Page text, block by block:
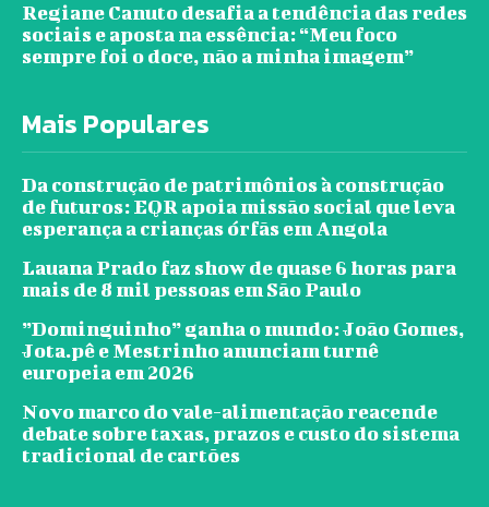
Regiane Canuto desafia a tendência das redes
sociais e aposta na essência: “Meu foco
sempre foi o doce, não a minha imagem”
Mais Populares
Da construção de patrimônios à construção
de futuros: EQR apoia missão social que leva
esperança a crianças órfãs em Angola
Lauana Prado faz show de quase 6 horas para
mais de 8 mil pessoas em São Paulo
”Dominguinho” ganha o mundo: João Gomes,
Jota.pê e Mestrinho anunciam turnê
europeia em 2026
Novo marco do vale-alimentação reacende
debate sobre taxas, prazos e custo do sistema
tradicional de cartões